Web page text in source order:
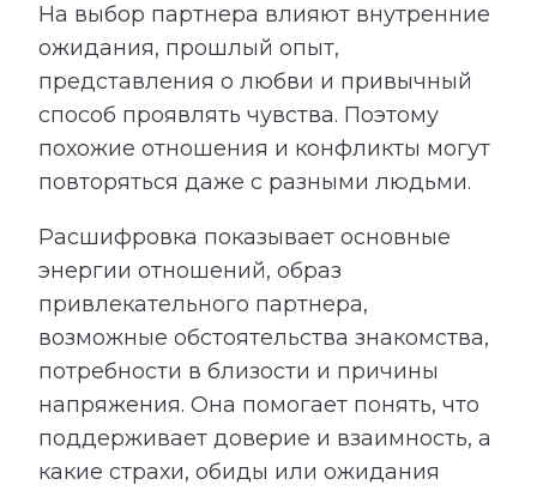
На выбор партнера влияют внутренние
ожидания, прошлый опыт,
представления о любви и привычный
способ проявлять чувства. Поэтому
похожие отношения и конфликты могут
повторяться даже с разными людьми.
Расшифровка показывает основные
энергии отношений, образ
привлекательного партнера,
возможные обстоятельства знакомства,
потребности в близости и причины
напряжения. Она помогает понять, что
поддерживает доверие и взаимность, а
какие страхи, обиды или ожидания